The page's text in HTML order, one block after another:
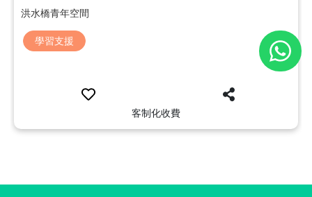
洪水橋青年空間
學習支援
客制化收費